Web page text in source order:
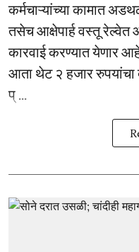
कर्मचाऱ्यांच्या कामात
तसेच आक्षेपार्ह वस्तू
कारवाई करण्यात येणार
आता थेट २ हजार
प् ...